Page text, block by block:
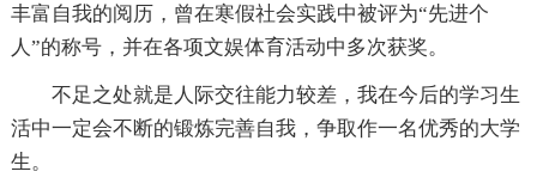
丰富自我的阅历，曾在寒假社会实践中被评为“先进个
人”的称号，并在各项文娱体育活动中多次获奖。
不足之处就是人际交往能力较差，我在今后的学习生
活中一定会不断的锻炼完善自我，争取作一名优秀的大学
生。